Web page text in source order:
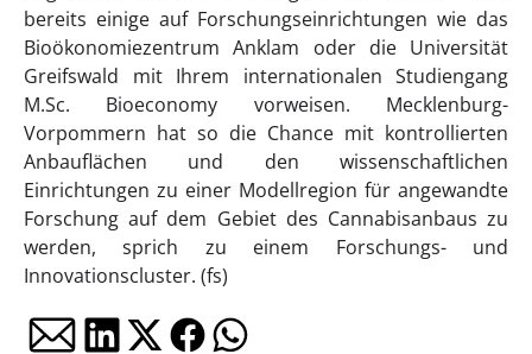
bereits einige auf Forschungseinrichtungen wie das
Bioökonomiezentrum Anklam oder die Universität
Greifswald mit Ihrem internationalen Studiengang
M.Sc. Bioeconomy vorweisen. Mecklenburg-
Vorpommern hat so die Chance mit kontrollierten
Anbauflächen und den wissenschaftlichen
Einrichtungen zu einer Modellregion für angewandte
Forschung auf dem Gebiet des Cannabisanbaus zu
werden, sprich zu einem Forschungs- und
Innovationscluster. (fs)